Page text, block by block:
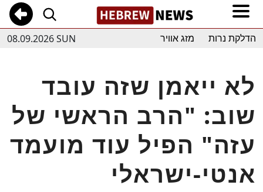
08.09.2026 SUN הדלקת נרות מזג אוויר
לא ייאמן שזה עובד
שוב: "הרב הראשי של
עזה" הפיל עוד מועמד
אנטי-ישראלי